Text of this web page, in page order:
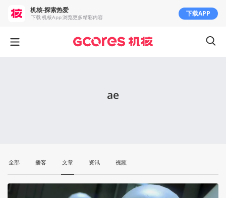
ae
全部 播客 文章 资讯 视频
机核-探索热爱
下载 机核App 浏览更多精彩内容 下载APP